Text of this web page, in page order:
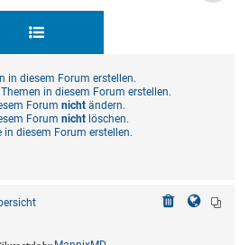
in diesem Forum erstellen.
in diesem Forum erstellen.
Forum nicht ändern.
Forum nicht löschen.
diesem Forum erstellen.